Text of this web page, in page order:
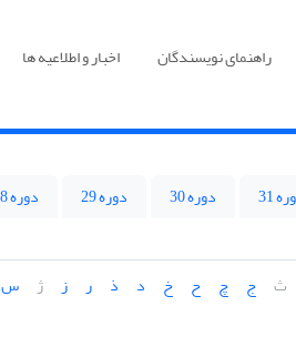
راهنمای نویسندگان اخبار و اطلاعیه ها
31 دوره 30 دوره 29 دوره 28
ث ج چ ح خ د ذ ر ز ژ س